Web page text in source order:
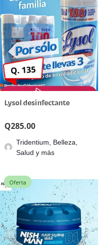
Lysol desinfectante
Q285.00
Tridentium, Belleza,
Salud y más
Oferta